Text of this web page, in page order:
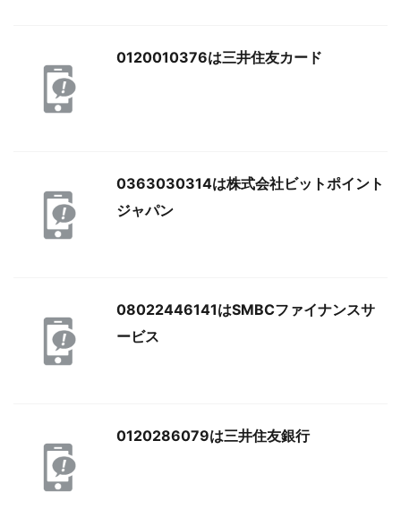
0120010376は三井住友カード
0363030314は株式会社ビットポイント
ジャパン
08022446141はSMBCファイナンスサ
ービス
0120286079は三井住友銀行